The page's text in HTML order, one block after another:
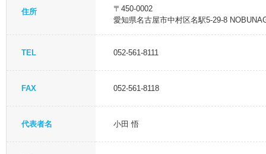
住所
〒450-0002
愛知県名古屋市中村区名駅5-29-8
TEL 052-561-8111
FAX 052-561-8118
代表者名 小田 悟